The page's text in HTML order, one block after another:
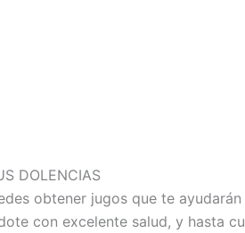
DOLENCIAS
obtener jugos que te
con excelente salud, y hasta